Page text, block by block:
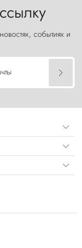
событиях и